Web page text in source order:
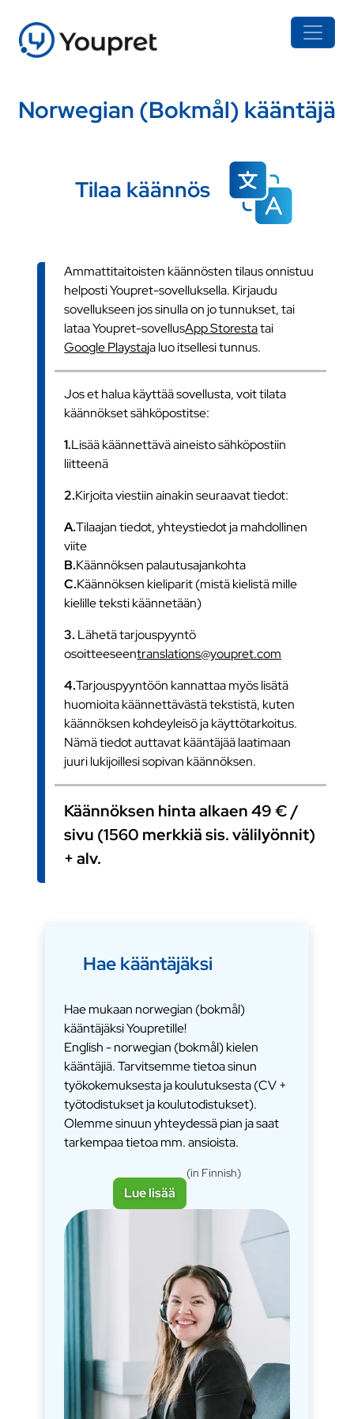
Norwegian (Bokmål) kääntäjä
Tilaa käännös
Ammattitaitoisten käännösten tilaus onnistuu
helposti Youpret-sovelluksella. Kirjaudu
sovellukseen jos sinulla on jo tunnukset, tai
lataa Youpret-sovellusApp Storestatai
Google Playstaja luo itsellesi tunnus.
Jos et halua käyttää sovellusta, voit tilata
käännökset sähköpostitse:
1.Lisää käännettävä aineisto sähköpostiin
liitteenä
2.Kirjoita viestiin ainakin seuraavat tiedot:
A.Tilaajan tiedot, yhteystiedot ja mahdollinen
viite
B.Käännöksen palautusajankohta
C.Käännöksen kieliparit (mistä kielistä mille
kielille teksti käännetään)
3. Lähetä tarjouspyyntö
osoitteeseentranslations@youpret.com
4.Tarjouspyyntöön kannattaa myös lisätä
huomioita käännettävästä tekstistä, kuten
käännöksen kohdeyleisö ja käyttötarkoitus.
Nämä tiedot auttavat kääntäjää laatimaan
juuri lukijoillesi sopivan käännöksen.
Käännöksen hinta alkaen 49 € /
sivu (1560 merkkiä sis. välilyönnit)
+ alv.
Hae kääntäjäksi
Hae mukaan norwegian (bokmål)
kääntäjäksi Youpretille!
English - norwegian (bokmål) kielen
kääntäjiä. Tarvitsemme tietoa sinun
työkokemuksesta ja koulutuksesta (CV +
työtodistukset ja koulutodistukset).
Olemme sinuun yhteydessä pian ja saat
tarkempaa tietoa mm. ansioista.
Lue lisää
(in Finnish)